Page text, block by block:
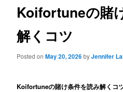
Koifortuneの賭
解くコツ
Posted onMay 20, 2026byJennifer
Koifortuneの賭け条件を読み解くコ